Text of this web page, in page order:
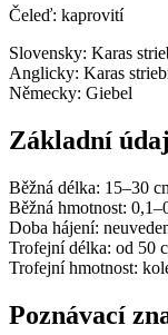
Čeleď: kaprovití
Slovensky: Karas
Anglicky: Karas
Německy: Giebel
Základní
Běžná délka: 15–30
Běžná hmotnost:
Doba hájení:
Trofejní délka: od 50
Trofejní hmotnost:
Poznávací